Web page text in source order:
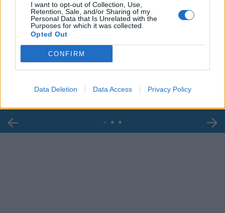
I want to opt-out of Collection, Use,
Retention, Sale, and/or Sharing of my
Personal Data that Is Unrelated with the
Purposes for which it was collected.
Opted Out
CONFIRM
Data Deletion Data Access Privacy Policy
00:00
Leonardo Maria Del Vecchio dall'ex compagna